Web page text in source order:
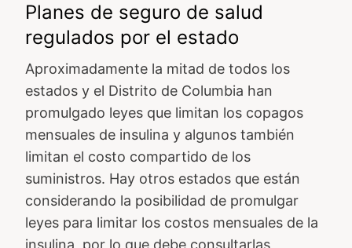
Planes de seguro de salud
regulados por el estado
Aproximadamente la mitad de todos los
estados y el Distrito de Columbia han
promulgado leyes que limitan los copagos
mensuales de insulina y algunos también
limitan el costo compartido de los
suministros. Hay otros estados que están
considerando la posibilidad de promulgar
leyes para limitar los costos mensuales de la
insulina, por lo que debe consultarlas